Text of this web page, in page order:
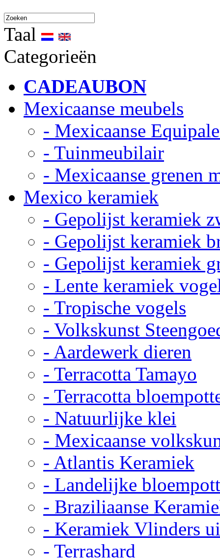
Taal
Categorieën
CADEAUBON
Mexicaanse meubels
- Mexicaanse
- Tuinmeubilair
- Mexicaanse grenen
Mexico keramiek
- Gepolijst keramiek
- Gepolijst keramiek
- Gepolijst keramiek
- Lente keramiek
- Tropische vogels
- Volkskunst
- Aardewerk dieren
- Terracotta Tamayo
- Terracotta
- Natuurlijke klei
- Mexicaanse
- Atlantis Keramiek
- Landelijke
- Braziliaanse
- Keramiek Vlinders
- Terrashard